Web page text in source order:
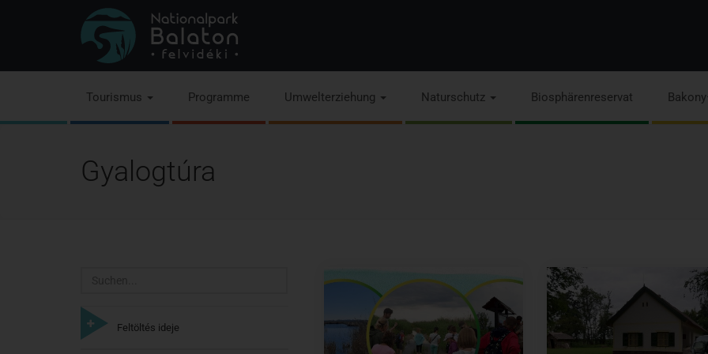
Tourismus Programme Umwelterziehung Naturschutz Biosphärenreservat
Gyalogtúra
Feltöltés ideje